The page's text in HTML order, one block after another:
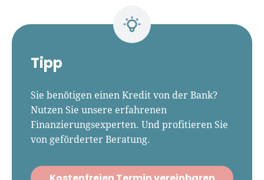
Tipp
Sie benötigen einen Kredit von der Bank?
Nutzen Sie unsere erfahrenen
Finanzierungsexperten. Und profitieren Sie
von geförderter Beratung.